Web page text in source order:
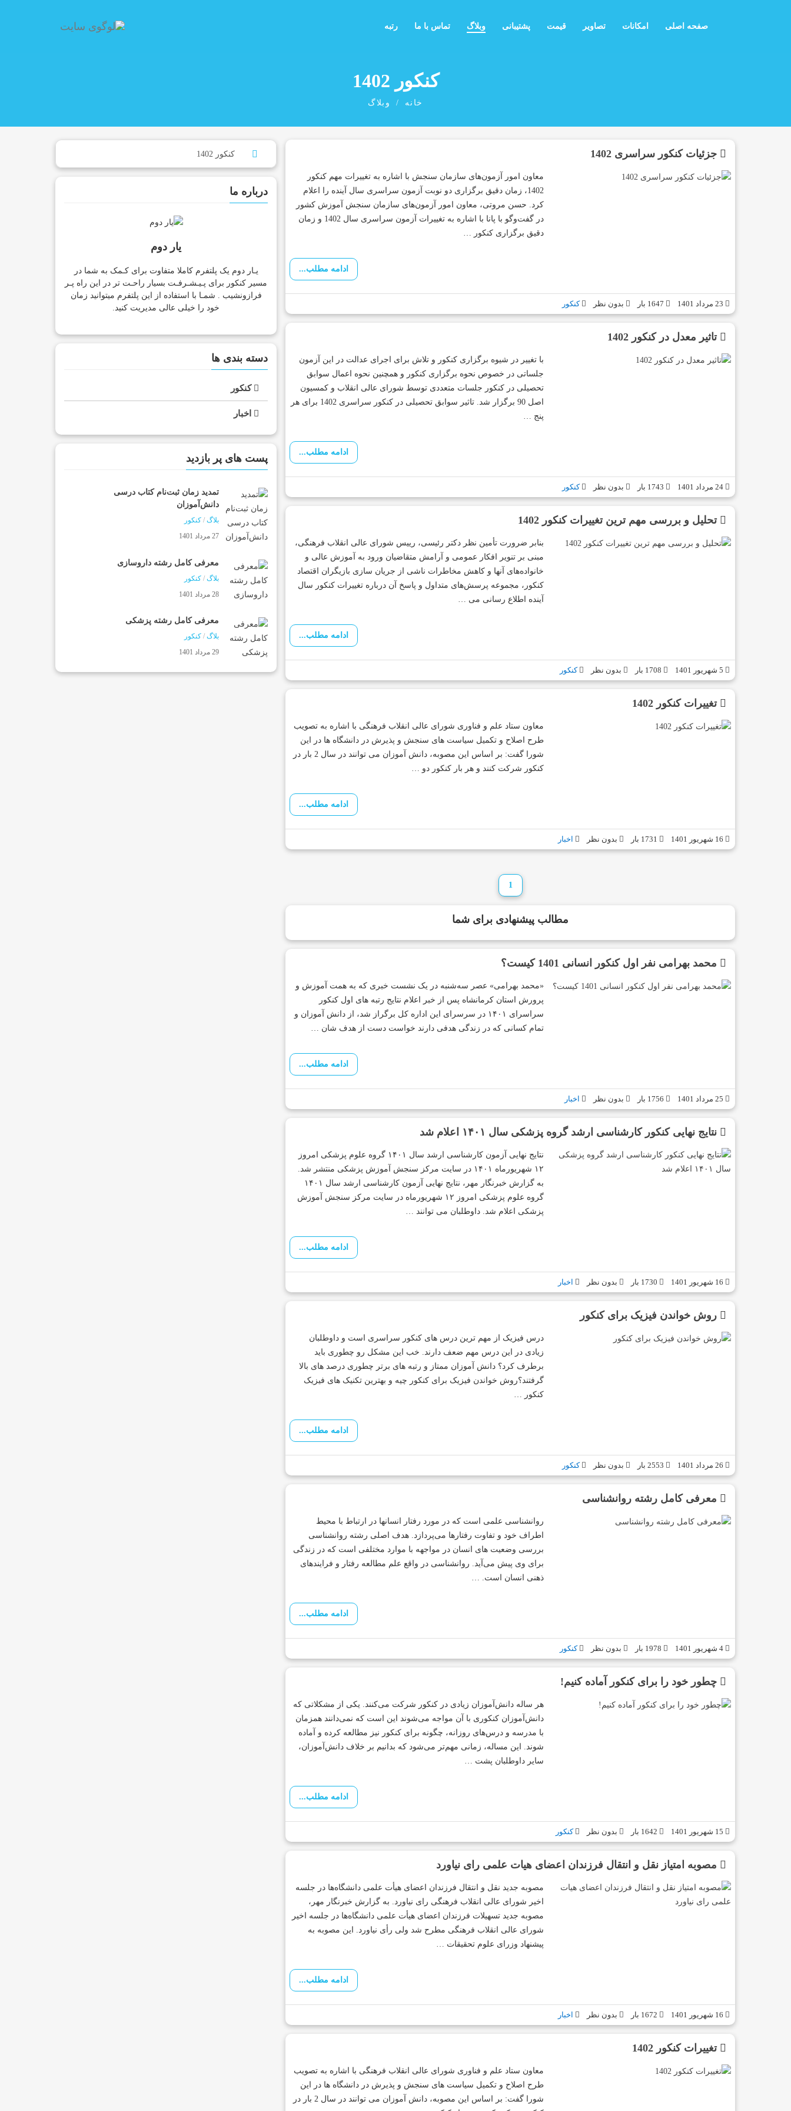
صفحه اصلی امکانات تصاویر قیمت پشتیبانی وبلاگ تماس با ما رتبه
کنکور 1402
خانه وبلاگ
درباره ما
یار دوم
یـار دوم یک پلتفرم کاملا متفاوت برای کـمک به شما در
مسیر کنکور برای پـیـشـرفـت بسیار راحـت تر در این راه پـر
فرازونشیب . شمـا با استفاده از این پلتفرم میتوانید زمان
خود را خیلی عالی مدیریت کنید.
دسته بندی ها
کنکور
اخبار
پست های پر بازدید
تمدید زمان ثبت‌نام کتاب درسی
دانش‌آموزان
بلاگ / کنکور
27 مرداد 1401
معرفی کامل رشته داروسازی
بلاگ / کنکور
28 مرداد 1401
معرفی کامل رشته پزشکی
بلاگ / کنکور
29 مرداد 1401
جزئیات کنکور سراسری 1402
معاون امور آزمون‌های سازمان سنجش با اشاره به تغییرات مهم کنکور
1402، زمان دقیق برگزاری دو نوبت آزمون سراسری سال آینده را اعلام
کرد. حسن مروتی، معاون امور آزمون‌های سازمان سنجش آموزش کشور
در گفت‌وگو با پانا با اشاره به تغییرات آزمون سراسری سال 1402 و زمان
دقیق برگزاری کنکور …
ادامه مطلب...
بدون نظر کنکور
تاثیر معدل در کنکور 1402
با تغییر در شیوه برگزاری کنکور و تلاش برای اجرای عدالت در این آزمون
جلساتی در خصوص نحوه برگزاری کنکور و همچنین نحوه اعمال سوابق
تحصیلی در کنکور جلسات متعددی توسط شورای عالی انقلاب و کمسیون
اصل 90 برگزار شد. تاثیر سوابق تحصیلی در کنکور سراسری 1402 برای هر
پنج …
ادامه مطلب...
بدون نظر کنکور
تحلیل و بررسی مهم ترین تغییرات کنکور 1402
بنابر ضرورت تأمین نظر دکتر رئیسی، رییس‌ شورای عالی انقلاب فرهنگی،
مبنی بر تنویر افکار عمومی و آرامش متقاضیان ورود به آموزش­ عالی و
خانواده‌های آنها و کاهش مخاطرات ناشی از جریان­ سازی بازیگران اقتصاد
کنکور، مجموعه پرسش‌های متداول و پاسخ آن درباره تغییرات کنکور سال
آینده اطلاع رسانی می …
ادامه مطلب...
بدون نظر کنکور
تغییرات کنکور 1402
معاون ستاد علم و فناوری شورای عالی انقلاب فرهنگی با اشاره به تصویب
طرح اصلاح و تکمیل سیاست های سنجش و پذیرش در دانشگاه ها در این
شورا گفت: بر اساس این مصوبه، دانش آموزان می توانند در سال 2 بار در
کنکور شرکت کنند و هر بار کنکور دو …
ادامه مطلب...
بدون نظر اخبار
1
مطالب پیشنهادی برای شما
محمد بهرامی نفر اول کنکور انسانی 1401 کیست؟
«محمد بهرامی» عصر سه‌شنبه در یک نشست خبری که به همت آموزش و
پرورش استان کرمانشاه پس از خبر اعلام نتایج رتبه های اول کنکور
سراسرای ۱۴۰۱ در سرسرای این اداره کل برگراز شد، از دانش آموزان و
تمام کسانی که در زندگی هدفی دارند خواست دست از هدف شان …
ادامه مطلب...
بدون نظر اخبار
نتایج نهایی کنکور کارشناسی ارشد گروه پزشکی سال ۱۴۰۱ اعلام شد
نتایج نهایی آزمون کارشناسی ارشد سال ۱۴۰۱ گروه علوم پزشکی امروز
۱۲ شهریورماه ۱۴۰۱ در سایت مرکز سنجش آموزش پزشکی منتشر شد.
به گزارش خبرنگار مهر، نتایج نهایی آزمون کارشناسی ارشد سال ۱۴۰۱
گروه علوم پزشکی امروز ۱۲ شهریورماه در سایت مرکز سنجش آموزش
پزشکی اعلام شد. داوطلبان می توانند …
ادامه مطلب...
بدون نظر اخبار
روش خواندن فیزیک برای کنکور
درس فیزیک از مهم ترین درس های کنکور سراسری است و داوطلبان
زیادی در این درس مهم ضعف دارند. خب این مشکل رو چطوری باید
برطرف کرد؟ دانش آموزان ممتاز و رتبه های برتر چطوری درصد های بالا
گرفتند؟روش خواندن فیزیک برای کنکور چیه و بهترین تکنیک های فیزیک
کنکور …
ادامه مطلب...
بدون نظر کنکور
معرفی کامل رشته روانشناسی
روانشناسی علمی است که در مورد رفتار انسانها در ارتباط با محیط
اطراف خود و تفاوت رفتارها می‌پردازد. هدف اصلی رشته روانشناسی
بررسی وضعیت های انسان در مواجهه با موارد مختلفی است که در زندگی
برای وی پیش می‌آید. روانشناسی در واقع علم مطالعه رفتار و فرایندهای
ذهنی انسان است. …
ادامه مطلب...
بدون نظر کنکور
چطور خود را برای کنکور آماده کنیم!
هر ساله دانش‌آموزان زیادی در کنکور شرکت می‌کنند. یکی از مشکلاتی که
دانش‌آموزان کنکوری با آن مواجه می‌شوند این است که نمی‌دانند همزمان
با مدرسه و درس‌های روزانه، چگونه برای کنکور نیز مطالعه کرده و آماده
شوند. این مساله، زمانی مهم‌تر می‌شود که بدانیم بر خلاف دانش‌آموزان،
سایر داوطلبان پشت …
ادامه مطلب...
بدون نظر کنکور
مصوبه امتیاز نقل و انتقال فرزندان اعضای هیات علمی رای نیاورد
مصوبه جدید نقل و انتقال فرزندان اعضای هیأت علمی دانشگاه‌ها در جلسه
اخیر شورای عالی انقلاب فرهنگی رای نیاورد. به گزارش خبرنگار مهر،
مصوبه جدید تسهیلات فرزندان اعضای هیأت علمی دانشگاه‌ها در جلسه اخیر
شورای عالی انقلاب فرهنگی مطرح شد ولی رأی نیاورد. این مصوبه به
پیشنهاد وزرای علوم تحقیقات …
ادامه مطلب...
بدون نظر اخبار
تغییرات کنکور 1402
معاون ستاد علم و فناوری شورای عالی انقلاب فرهنگی با اشاره به تصویب
طرح اصلاح و تکمیل سیاست های سنجش و پذیرش در دانشگاه ها در این
شورا گفت: بر اساس این مصوبه، دانش آموزان می توانند در سال 2 بار در